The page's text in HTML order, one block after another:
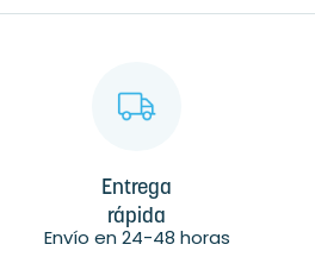
Entrega
rápida
Envío en 24-48 horas